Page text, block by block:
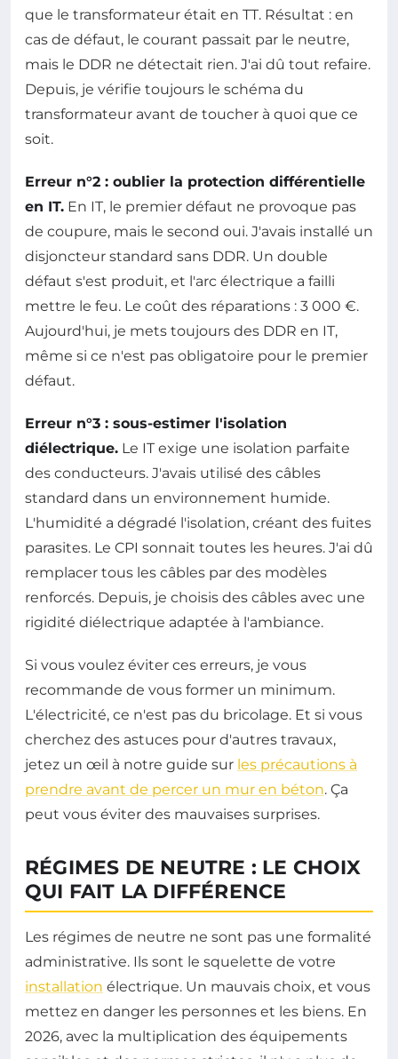
que le transformateur était en TT. Résultat : en
cas de défaut, le courant passait par le neutre,
mais le DDR ne détectait rien. J'ai dû tout refaire.
Depuis, je vérifie toujours le schéma du
transformateur avant de toucher à quoi que ce
soit.
Erreur n°2 : oublier la protection différentielle
en IT. En IT, le premier défaut ne provoque pas
de coupure, mais le second oui. J'avais installé un
disjoncteur standard sans DDR. Un double
défaut s'est produit, et l'arc électrique a failli
mettre le feu. Le coût des réparations : 3 000 €.
Aujourd'hui, je mets toujours des DDR en IT,
même si ce n'est pas obligatoire pour le premier
défaut.
Erreur n°3 : sous-estimer l'isolation
diélectrique. Le IT exige une isolation parfaite
des conducteurs. J'avais utilisé des câbles
standard dans un environnement humide.
L'humidité a dégradé l'isolation, créant des fuites
parasites. Le CPI sonnait toutes les heures. J'ai dû
remplacer tous les câbles par des modèles
renforcés. Depuis, je choisis des câbles avec une
rigidité diélectrique adaptée à l'ambiance.
Si vous voulez éviter ces erreurs, je vous
recommande de vous former un minimum.
L'électricité, ce n'est pas du bricolage. Et si vous
cherchez des astuces pour d'autres travaux,
jetez un œil à notre guide sur les précautions à
prendre avant de percer un mur en béton. Ça
peut vous éviter des mauvaises surprises.
RÉGIMES DE NEUTRE : LE CHOIX
QUI FAIT LA DIFFÉRENCE
Les régimes de neutre ne sont pas une formalité
administrative. Ils sont le squelette de votre
installation électrique. Un mauvais choix, et vous
mettez en danger les personnes et les biens. En
2026, avec la multiplication des équipements